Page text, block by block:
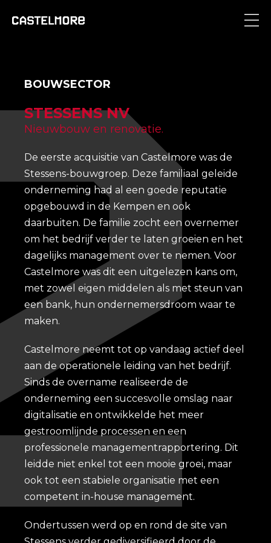
BOUWSECTOR
STESSENS NV
Nieuwbouw en renovatie.
De eerste acquisitie van Castelmore was de
Stessens-bouwgroep. Deze familiaal geleide
onderneming had al een goede reputatie
opgebouwd in de Kempen en ook
daarbuiten. De familie zocht een overnemer
om het bedrijf verder te laten groeien en het
dagelijks management over te nemen. Voor
Castelmore was dit een uitgelezen kans om,
met zowel eigen middelen als met steun van
een bank, hun ondernemersdroom waar te
maken.
Castelmore neemt tot op vandaag actief deel
aan de operationele leiding van het bedrijf.
Sinds de overname realiseerde de
onderneming een succesvolle omslag naar
digitalisatie en ontwikkelde het meer
gestroomlijnde processen en een
professionele managementrapportering. Dit
leidde niet enkel tot een mooie groei, maar
ook tot een stabiele organisatie met een
competent in-house management.
Ondertussen werd op en rond de site van